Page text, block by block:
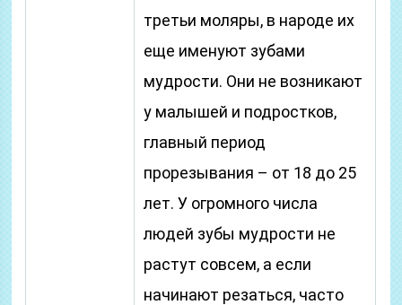
третьи моляры, в народе их
еще именуют зубами
мудрости. Они не возникают
у малышей и подростков,
главный период
прорезывания – от 18 до 25
лет. У огромного числа
людей зубы мудрости не
растут совсем, а если
начинают резаться, часто